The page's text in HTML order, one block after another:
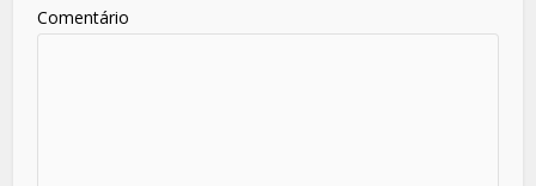
Comentário